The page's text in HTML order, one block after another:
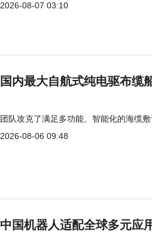
2026-08-07 03:10
国内最大自航式纯电驱布缆
团队攻克了满足多功能、智能化的海缆
2026-08-06 09:48
中国机器人适配全球多元应